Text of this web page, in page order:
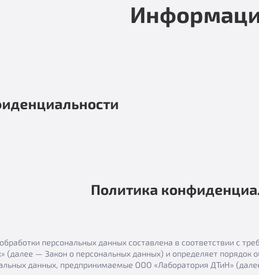
Политика
персональных данных составлена в соответствии с
(далее — Закон о персональных данных) и определяет
данных, предпринимаемые ООО «Лаборатория ДТиН»